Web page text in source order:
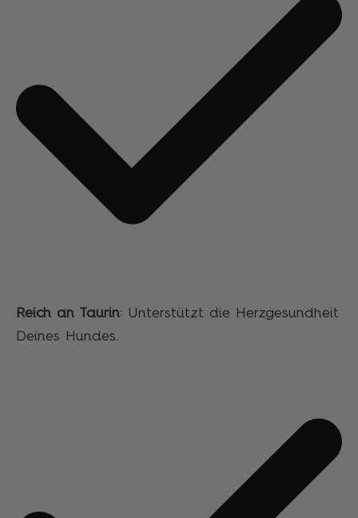
Reich an Taurin: Unterstützt die Herzgesundheit
Deines Hundes.